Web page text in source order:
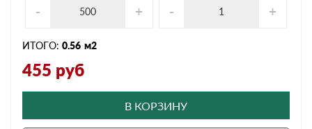
- + - +
ИТОГО: 0.56 м2
455 руб
В КОРЗИНУ